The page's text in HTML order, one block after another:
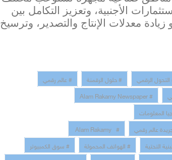
الأجنبية، وتعزيز التكامل بين
معدلات الإنتاج والتصدير، وترسيخ
الرقمي # حلول الرقمنة
# عالم رقمي
# Alam Rakamy Newspaper
المعلومات
عالم رقمي
# Alam Rakamy
التحتية # الهواتف المحمولة
# سوق الكمبيوتر